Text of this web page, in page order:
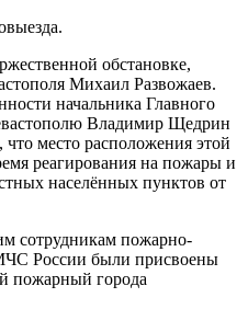
обстановке,
Михаил Развожаев.
начальника Главного
Владимир Щедрин
место расположения этой
реагирования на пожары и
населённых пунктов от
сотрудникам пожарно-
России были присвоены
пожарный города